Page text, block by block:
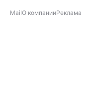
MailО компанииРеклама